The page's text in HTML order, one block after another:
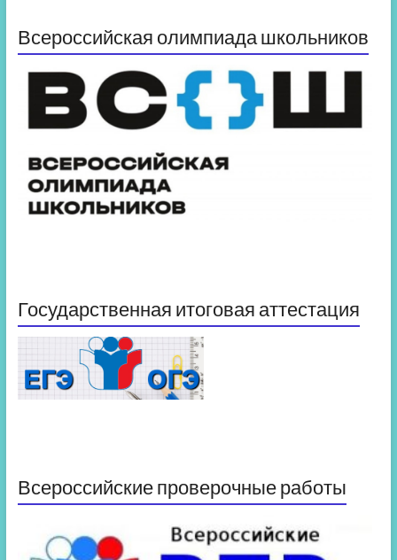
Всероссийская олимпиада школьников
Государственная итоговая аттестация
Всероссийские проверочные работы